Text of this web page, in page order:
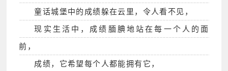
童话城堡中的成绩躲在云里，令人看不见，
现实生活中，成绩腼腆地站在每一个人的面
前，
成绩，它希望每个人都能拥有它，